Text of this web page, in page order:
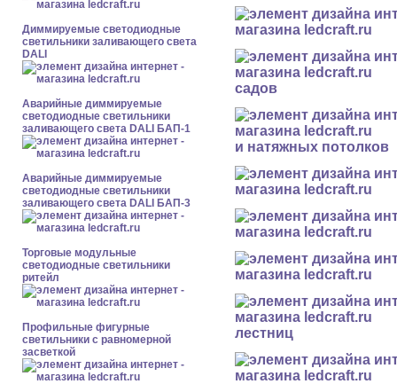
Диммируемые светодиодные
светильники заливающего света
DALI
Аварийные диммируемые
светодиодные светильники
заливающего света DALI БАП-1
Аварийные диммируемые
светодиодные светильники
заливающего света DALI БАП-3
Торговые модульные
светодиодные светильники
ритейл
Профильные фигурные
светильники с равномерной
засветкой
садов
и натяжных потолков
лестниц